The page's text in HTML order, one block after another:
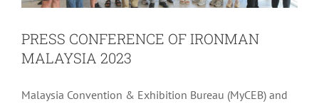
PRESS CONFERENCE OF IRONMAN
MALAYSIA 2023
Malaysia Convention & Exhibition Bureau (MyCEB) and